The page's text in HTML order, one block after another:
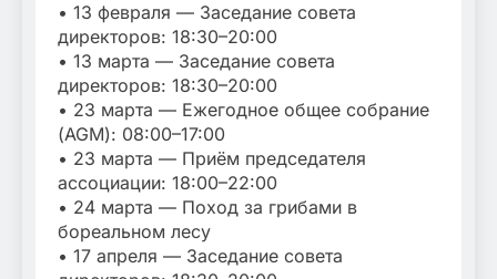
• 13 февраля — Заседание совета
директоров: 18:30–20:00
• 13 марта — Заседание совета
директоров: 18:30–20:00
• 23 марта — Ежегодное общее собрание
(AGM): 08:00–17:00
• 23 марта — Приём председателя
ассоциации: 18:00–22:00
• 24 марта — Поход за грибами в
бореальном лесу
• 17 апреля — Заседание совета